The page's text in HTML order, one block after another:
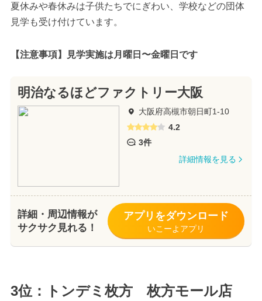
夏休みや春休みは子供たちでにぎわい、学校などの団体
見学も受け付けています。
【注意事項】見学実施は月曜日〜金曜日です
明治なるほどファクトリー大阪
大阪府高槻市朝日町1-10
4.2
3件
詳細情報を見る
詳細・周辺情報が
サクサク見れる！
アプリをダウンロード
いこーよアプリ
3位：トンデミ枚方 枚方モール店